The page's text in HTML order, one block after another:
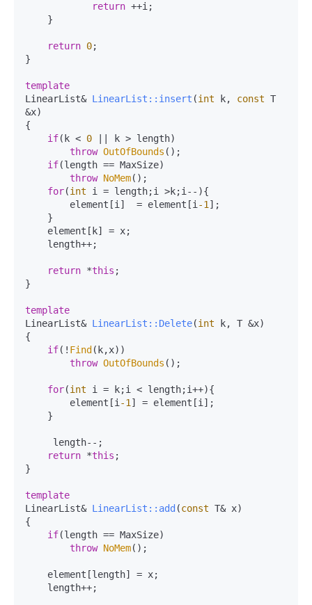
return ++i;
return 0;
}
template
LinearList& LinearList::insert (int k, const T
&x)
{
if(k < 0 || k > length)
throw OutOfBounds ();
if(length == MaxSize)
throw NoMem();
for(int i = length;i >k;i--){
        element[i]  = element[i
-1 ];
return *this ;
}
template
LinearList& LinearList::Delete(int k, T &x)
{
if(! Find (k,x))
throw OutOfBounds ();
for(int i = k;i < length;i++){
        element[i
-1 ] = element[i];
return *this ;
}
template
LinearList& LinearList::add (const T& x)
{
if(length == MaxSize)
throw NoMem();